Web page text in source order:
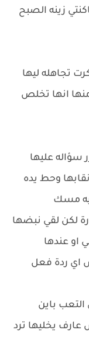
زينه الصبح
تجاهله ليها
انها تخلص
سؤاله عليها
وحط يده
مسك
لكن لقي نبضها
عندها
اي ردة فعل
باين
يخليها ترد